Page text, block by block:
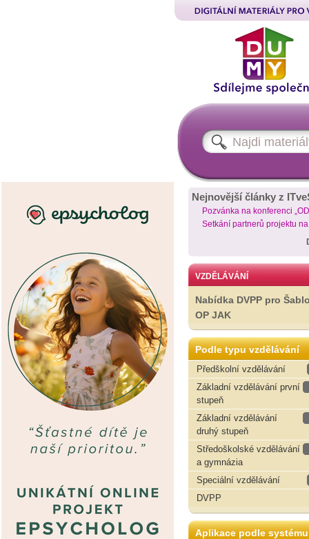
Nejnovější články z
Pozvánka na konferenci
Setkání partnerů projektu
VZDĚLÁVÁNÍ
Nabídka DVPP pro
OP JAK
Podle typu vzdělávání
Předškolní vzdělávání
Základní vzdělávání první
stupeň
Základní vzdělávání
druhý stupeň
Středoškolské vzdělávání
a gymnázia
Speciální vzdělávání
DVPP
Aplikace podle systému